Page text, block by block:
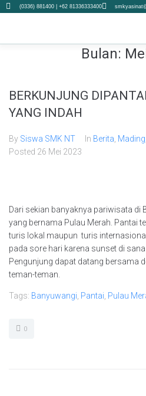
(0336) 881400 | +62 81336333400
Bulan:
BERKUNJUNG
YANG INDAH
By Siswa SMK NT In Berita Mading
Posted 26 Mei 2023
Dari sekian banyaknya pariwisata di
yang bernama Pulau Merah. Pantai
turis lokal maupun turis
pada sore hari karena sunset di
Pengunjung dapat datang bersama
teman-teman.
Tags: Banyuwangi Pantai Pulau
0